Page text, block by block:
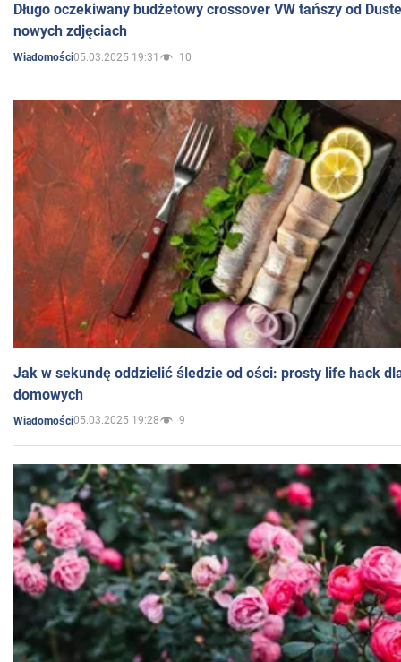
Długo oczekiwany budżetowy crossover VW tańszy od
nowych zdjęciach
Wiadomości05.03.2025 19:31 10
Jak w sekundę oddzielić śledzie od ości: prosty life hack
domowych
Wiadomości05.03.2025 19:28 9